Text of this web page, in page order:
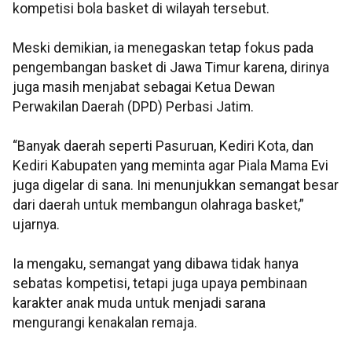
kompetisi bola basket di wilayah tersebut.
Meski demikian, ia menegaskan tetap fokus pada
pengembangan basket di Jawa Timur karena, dirinya
juga masih menjabat sebagai Ketua Dewan
Perwakilan Daerah (DPD) Perbasi Jatim.
“Banyak daerah seperti Pasuruan, Kediri Kota, dan
Kediri Kabupaten yang meminta agar Piala Mama Evi
juga digelar di sana. Ini menunjukkan semangat besar
dari daerah untuk membangun olahraga basket,”
ujarnya.
Ia mengaku, semangat yang dibawa tidak hanya
sebatas kompetisi, tetapi juga upaya pembinaan
karakter anak muda untuk menjadi sarana
mengurangi kenakalan remaja.